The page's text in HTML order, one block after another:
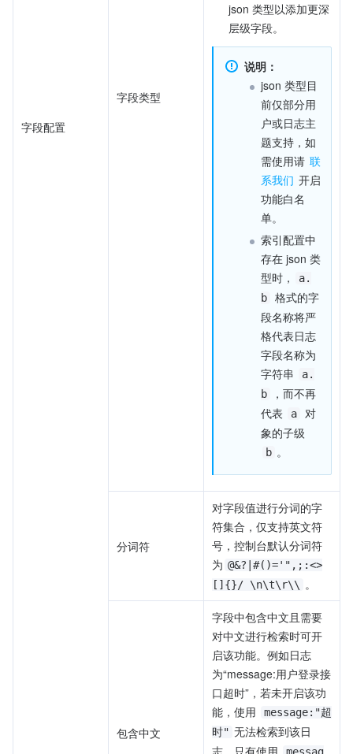
字段配置
字段类型
json 类型以添加更深
层级字段。
说明：
json 类型目
前仅部分用
户或日志主
题支持，如
需使用请 联
系我们 开启
功能白名
单。
索引配置中
存在 json 类
型时，
a.
b
格式的字
段名称将严
格代表日志
字段名称为
字符串
a.
b
，而不再
代表
a
对
象的子级
b 。
分词符
对字段值进行分词的字
符集合，仅支持英文符
号，控制台默认分词符
为 @&?|#()='",;:<>
[]{}/ \n\t\r\\ 。
包含中文
字段中包含中文且需要
对中文进行检索时可开
启该功能。例如日志
为“message:用户登录接
口超时”，若未开启该功
能，使用
message:"超
时" 无法检索到该日